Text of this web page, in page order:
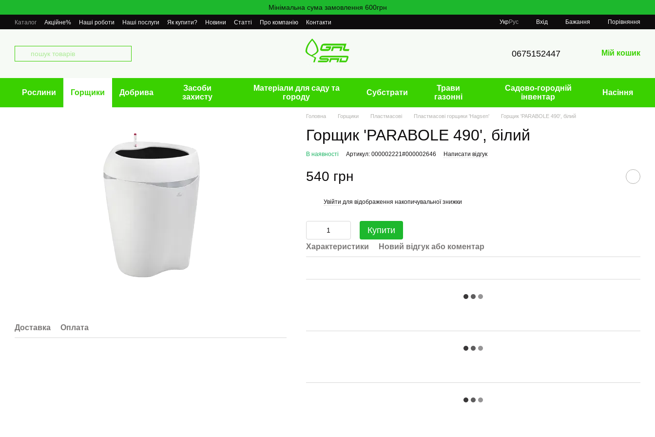
Мінімальна сума замовлення 600грн
Каталог Акційне% Наші роботи Наші послуги Як купити? Новини Статті Про компанію Контакти УкрРус Вхід Бажання Порівняння
0675152447 Мій кошик
Рослини Горщики Добрива
Засоби
захисту
Матеріали для саду та
городу
Cубстрати
Трави
газонні
Садово-городній
інвентар
Насіння
Доставка Оплата
Головна Горщики Пластмасові Пластмасові горщики 'Hagsen' Горщик 'PARABOLE 490', білий
Горщик 'PARABOLE 490', білий
В наявності Артикул: 000002221#000002646 Написати відгук
540 грн
Увійти для відображення накопичувальної знижки
Купити
Характеристики Новий відгук або коментар